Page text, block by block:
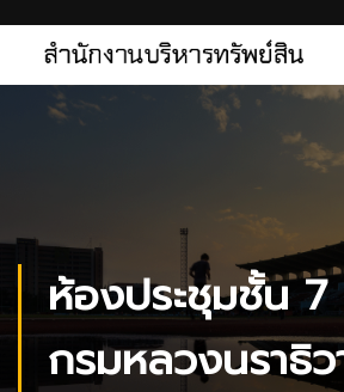
ห้องประชุมชั้น 7
กรมหลวงนราธิว